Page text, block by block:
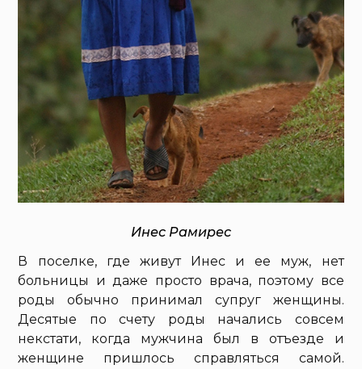
Инес Рамирес
В поселке, где живут Инес и ее муж, нет
больницы и даже просто врача, поэтому все
роды обычно принимал супруг женщины.
Десятые по счету роды начались совсем
некстати, когда мужчина был в отъезде и
женщине пришлось справляться самой.